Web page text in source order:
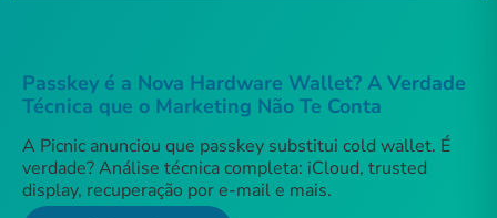
Passkey é a Nova Hardware Wallet? A Verdade
Técnica que o Marketing Não Te Conta
A Picnic anunciou que passkey substitui cold wallet. É
verdade? Análise técnica completa: iCloud, trusted
display, recuperação por e-mail e mais.